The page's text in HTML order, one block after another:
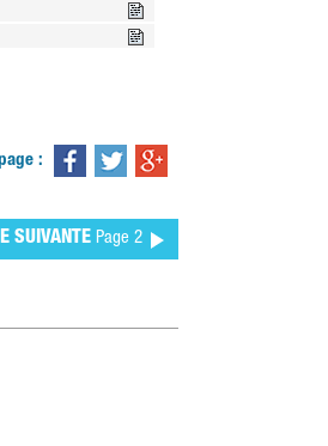
:
SUIVANTE Page 2